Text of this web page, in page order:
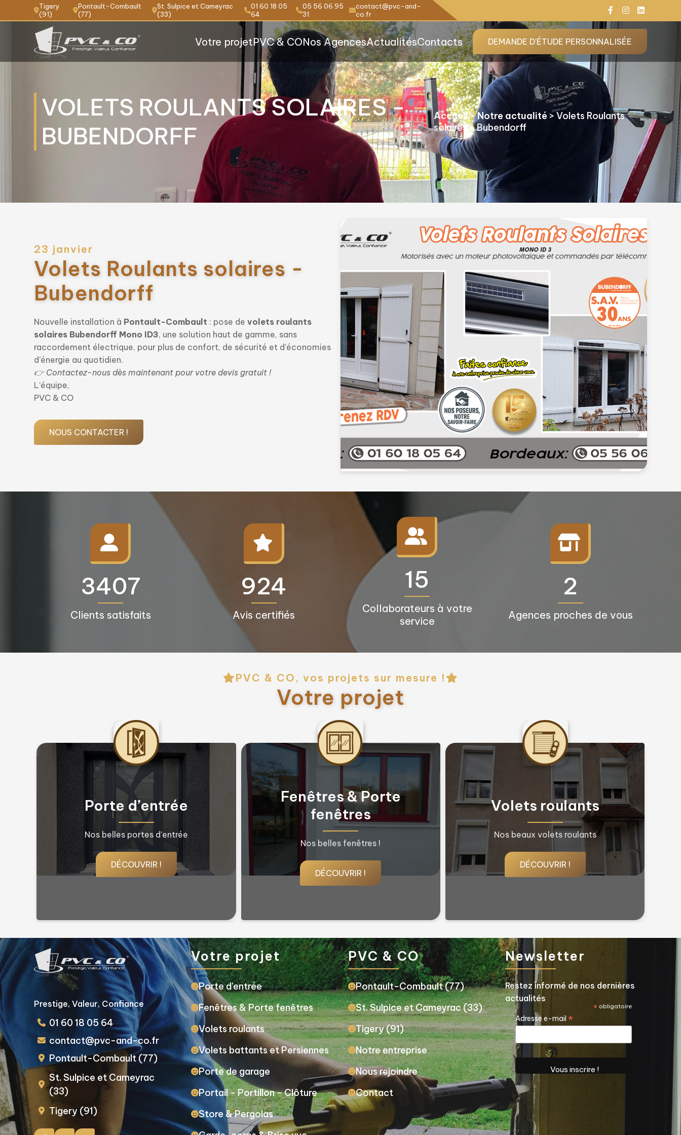
Panneau de gestion des cookies
Tigery
(91)
Pontault-Combault
(77)
St. Sulpice et Cameyrac
(33)
01 60 18 05
64
05 56 06 95
31
contact@pvc-and-
co.fr
Votre projetPVC & CONos AgencesActualitésContacts DEMANDE D'ÉTUDE PERSONNALISÉE
VOLETS ROULANTS SOLAIRES -
BUBENDORFF
Accueil>Notre actualité >Volets Roulants
solaires - Bubendorff
23 janvier
Volets Roulants solaires -
Bubendorff
Nouvelle installation à Pontault-Combault : pose devolets roulants
solaires Bubendorff Mono ID3, une solution haut de gamme, sans
raccordement électrique, pour plus de confort, de sécurité et d’économies
d’énergie au quotidien.
👉 Contactez-nous dès maintenant pour votre devis gratuit !
L’équipe,
PVC & CO
NOUS CONTACTER !
3500+
Clients satisfaits
950+
Avis certifiés
16+
Collaborateurs à votre
service
3+
Agences proches de vous
PVC & CO, vos projets sur mesure !
Votre projet
Fenêtres & Porte
fenêtres
Nos belles fenêtres !
Volets roulants
Nos beaux volets roulants
Volets battants et
Persiennes
Nos beaux volets battants
Prestige, Valeur, Confiance
01 60 18 05 64
contact@pvc-and-co.fr
Pontault-Combault (77)
St. Sulpice et Cameyrac
(33)
Tigery (91)
Votre projet
Porte d’entrée
Fenêtres & Porte fenêtres
Volets roulants
Volets battants et Persiennes
Porte de garage
Portail - Portillon - Clôture
Store & Pergolas
PVC & CO
Pontault-Combault (77)
St. Sulpice et Cameyrac (33)
Tigery (91)
Notre entreprise
Nous rejoindre
Contact
Newsletter
Restez informé de nos dernières
actualités
* obligatoire
Adresse e-mail *